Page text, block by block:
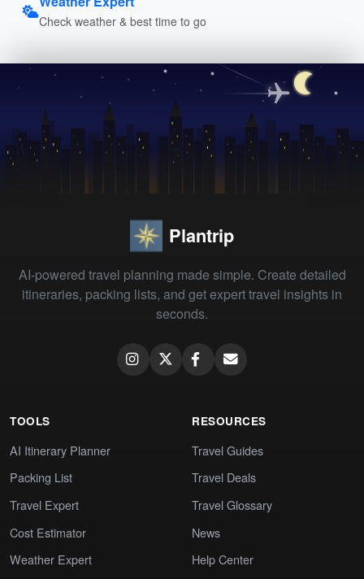
Check weather & best time to go
Plantrip
AI-powered travel planning made simple. Create detailed
itineraries, packing lists, and get expert travel insights in
seconds.
TOOLS
AI Itinerary Planner
Packing List
Travel Expert
Cost Estimator
Weather Expert
RESOURCES
Travel Guides
Travel Deals
Travel Glossary
News
Help Center